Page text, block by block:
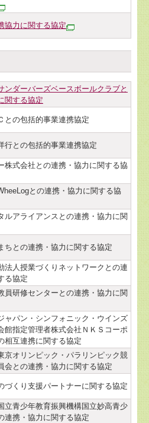
協力に関する協定
ンダーバーズベースボールクラブと
関する協定
との包括的事業連携協定
行との包括的事業連携協定
株式会社との連携・協力に関する協
との連携・協力に関する協
ルアライアンスとの連携・協力に関
ちとの連携・協力に関する協定
法人授業づくりネットワークとの連
る協定
員研修センターとの連携・協力に関
ャパン・シンフォニック・ウインズ
館指定管理者株式会社ＮＫＳコーポ
相互連携に関する協定
京オリンピック・パラリンピック競
会との連携・協力に関する協定
づくり支援パートナーに関する協定
立青少年教育振興機構国立妙高青少
連携・協力に関する協定